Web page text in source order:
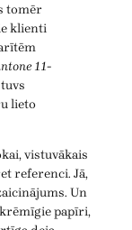
tomēr
klienti
11-
lieto
vistuvākais
referenci. Jā,
Un
papīri,